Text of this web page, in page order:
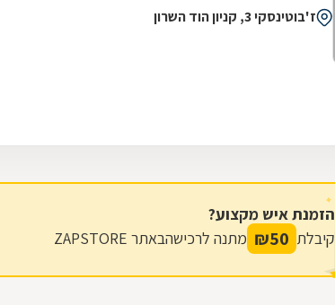
ז'בוטינסקי 3, קניון הוד השרון
הזמנת איש מקצוע?
קיבלת 50
₪ מתנה לרכישהבאתר ZAPSTORE